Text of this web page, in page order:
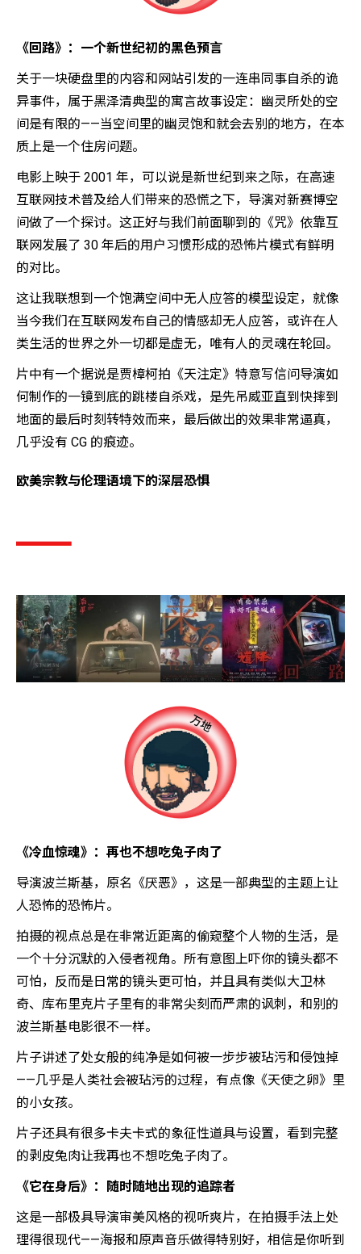
《回路》：一个新世纪初的黑色预言
关于一块硬盘里的内容和网站引发的一连串同事自杀的诡
异事件，属于黑泽清典型的寓言故事设定：幽灵所处的空
间是有限的——当空间里的幽灵饱和就会去别的地方，在本
质上是一个住房问题。
电影上映于 2001 年，可以说是新世纪到来之际，在高速
互联网技术普及给人们带来的恐慌之下，导演对新赛博空
间做了一个探讨。这正好与我们前面聊到的《咒》依靠互
联网发展了 30 年后的用户习惯形成的恐怖片模式有鲜明
的对比。
这让我联想到一个饱满空间中无人应答的模型设定，就像
当今我们在互联网发布自己的情感却无人应答，或许在人
类生活的世界之外一切都是虚无，唯有人的灵魂在轮回。
片中有一个据说是贾樟柯拍《天注定》特意写信问导演如
何制作的一镜到底的跳楼自杀戏，是先吊威亚直到快摔到
地面的最后时刻转特效而来，最后做出的效果非常逼真，
几乎没有 CG 的痕迹。
欧美宗教与伦理语境下的深层恐惧
《冷血惊魂》：再也不想吃兔子肉了
导演波兰斯基，原名《厌恶》，这是一部典型的主题上让
人恐怖的恐怖片。
拍摄的视点总是在非常近距离的偷窥整个人物的生活，是
一个十分沉默的入侵者视角。所有意图上吓你的镜头都不
可怕，反而是日常的镜头更可怕，并且具有类似大卫林
奇、库布里克片子里有的非常尖刻而严肃的讽刺，和别的
波兰斯基电影很不一样。
片子讲述了处女般的纯净是如何被一步步被玷污和侵蚀掉
——几乎是人类社会被玷污的过程，有点像《天使之卵》里
的小女孩。
片子还具有很多卡夫卡式的象征性道具与设置，看到完整
的剥皮兔肉让我再也不想吃兔子肉了。
《它在身后》：随时随地出现的追踪者
这是一部极具导演审美风格的视听爽片，在拍摄手法上处
理得很现代——海报和原声音乐做得特别好，相信是你听到